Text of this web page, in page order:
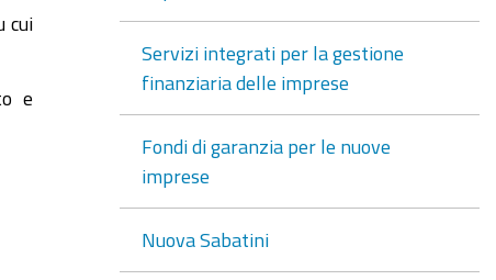
cui
e
Servizi integrati per la gestione
finanziaria delle imprese
Fondi di garanzia per le nuove
imprese
Nuova Sabatini